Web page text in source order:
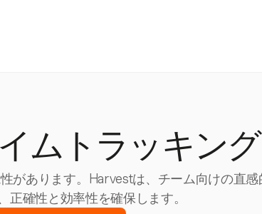
ムトラッキン
があります。Harvestは、チーム向けの直
正確性と効率性を確保します。